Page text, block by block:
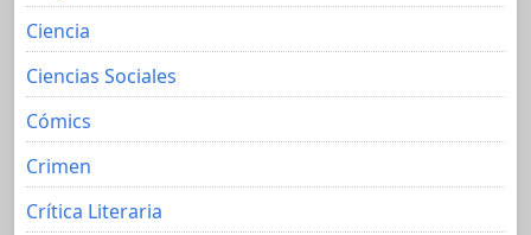
Ciencia
Ciencias Sociales
Cómics
Crimen
Crítica Literaria